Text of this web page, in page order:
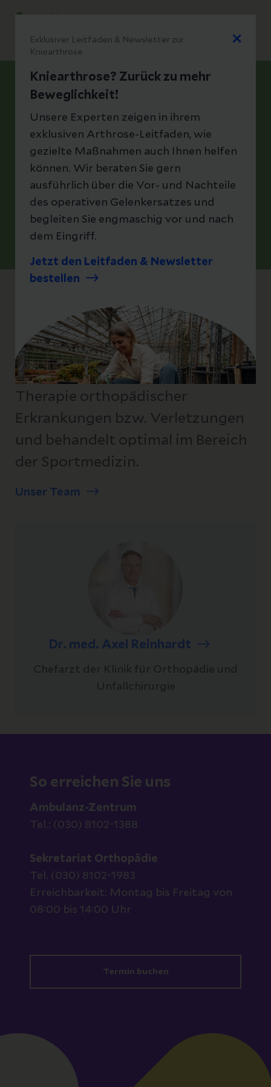
Helios Klinikum Emil von Behring
Orthopädie und
Unfallchirurgie
Die Klinik für Orthopädie und Unfallchirurgie hat als
orthopädisches Fachkrankenhaus Oskar-Helene-
Heim eine über hundertjährige Tradition in Berlin.
Die Klinik genießt regional und deutschlandweit ein
herausragendes Renomée und entwickelte sich
aufgrund der medizinischen Expertise bis heute zu
Diagnostik und Therapie sämtlicher Erkrankungen
und Verletzungen des gesamten
Fachbereiche
Chefarzt und Team
Das orthopädische Team bietet
innovative Verfahren bei der
Therapie orthopädischer
Erkrankungen bzw. Verletzungen
und behandelt optimal im Bereich
der Sportmedizin.
Unser Team
Dr. med. Axel Reinhardt
Chefarzt der Klinik für Orthopädie und
Unfallchirurgie
Exklusiver Leitfaden & Newsletter zur
Kniearthrose
Kniearthrose? Zurück zu mehr
Beweglichkeit!
Unsere Experten zeigen in ihrem
exklusiven Arthrose-Leitfaden, wie
gezielte Maßnahmen auch Ihnen helfen
können. Wir beraten Sie gern
ausführlich über die Vor- und Nachteile
des operativen Gelenkersatzes und
begleiten Sie engmaschig vor und nach
dem Eingriff.
Jetzt den Leitfaden & Newsletter
bestellen
So erreichen Sie uns
Ambulanz-Zentrum
Tel.: (030) 8102-1388
Sekretariat Orthopädie
Tel. (030) 8102-1983
Erreichbarkeit: Montag bis Freitag von
08:00 bis 14:00 Uhr
Termin buchen